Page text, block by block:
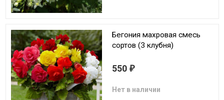
Бегония махровая смесь
сортов (3 клубня)
550 ₽
Нет в наличии